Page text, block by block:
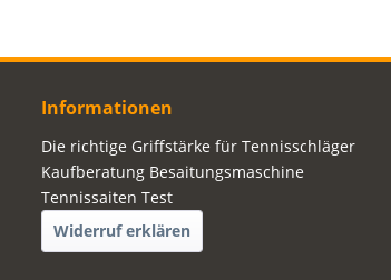
Informationen
Die richtige Griffstärke für Tennisschläger
Kaufberatung Besaitungsmaschine
Tennissaiten Test
Widerruf erklären